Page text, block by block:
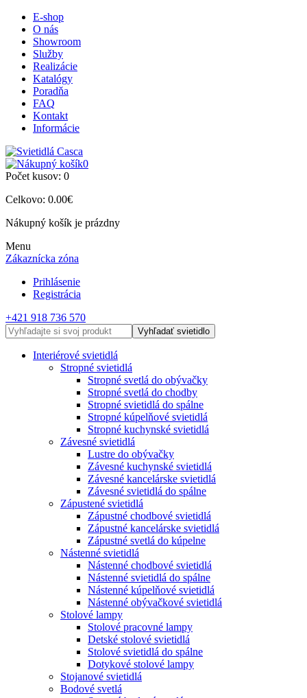
E-shop
O nás
Showroom
Služby
Realizácie
Katalógy
Poradňa
FAQ
Kontakt
Informácie
0
Počet kusov: 0
Celkovo: 0.00€
Nákupný košík je prázdny
Menu
Zákaznícka zóna
Prihlásenie
Registrácia
+421 918 736 570
Vyhľadať svietidlo
Interiérové svietidlá
Stropné svietidlá
Stropné svetlá do obývačky
Stropné svetlá do chodby
Stropné svietidlá do spálne
Stropné kúpelňové svietidlá
Stropné kuchynské svietidlá
Závesné svietidlá
Lustre do obývačky
Závesné kuchynské svietidlá
Závesné kancelárske svietidlá
Závesné svietidlá do spálne
Zápustené svietidlá
Zápustné chodbové svietidlá
Zápustné kancelárske svietidlá
Zápustné svetlá do kúpelne
Nástenné svietidlá
Nástenné chodbové svietidlá
Nástenné svietidlá do spálne
Nástenné kúpelňové svietidlá
Nástenné obývačkové svietidlá
Stolové lampy
Stolové pracovné lampy
Detské stolové svietidlá
Stolové svietidlá do spálne
Dotykové stolové lampy
Stojanové svietidlá
Bodové svetlá